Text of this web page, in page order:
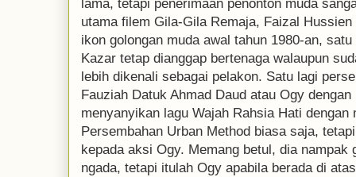
lama, tetapi penerimaan penonton muda
utama filem Gila-Gila Remaja, Faizal
ikon golongan muda awal tahun 1980-an,
Kazar tetap dianggap bertenaga walaupun
lebih dikenali sebagai pelakon. Satu lagi
Fauziah Datuk Ahmad Daud atau Ogy
menyanyikan lagu Wajah Rahsia Hati dengan
Persembahan Urban Method biasa saja,
kepada aksi Ogy. Memang betul, dia nampak
ngada, tetapi itulah Ogy apabila berada di